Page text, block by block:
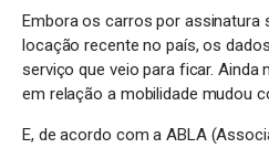
Embora os carros por assinatura
locação recente no país, os
serviço que veio para ficar.
em relação a mobilidade mudou
E, de acordo com a ABLA